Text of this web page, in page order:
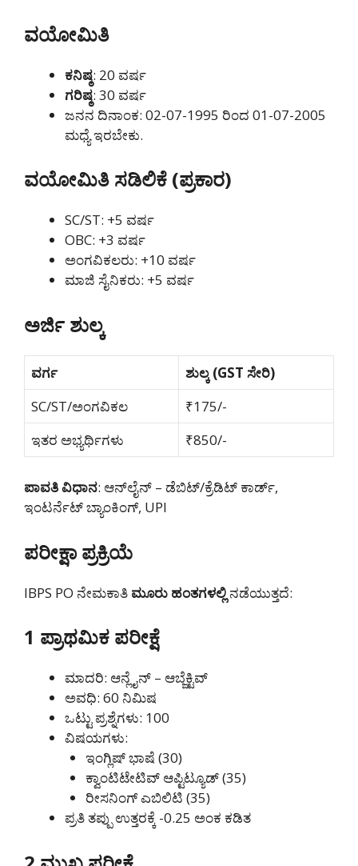
ವಯೋಮಿತಿ
ಕನಿಷ್ಠ: 20 ವರ್ಷ
ಗರಿಷ್ಠ: 30 ವರ್ಷ
ಜನನ ದಿನಾಂಕ: 02-07-1995 ರಿಂದ 01-07-2005
ಮಧ್ಯೆ ಇರಬೇಕು.
ವಯೋಮಿತಿ ಸಡಿಲಿಕೆ (ಪ್ರಕಾರ)
SC/ST: +5 ವರ್ಷ
OBC: +3 ವರ್ಷ
ಅಂಗವಿಕಲರು: +10 ವರ್ಷ
ಮಾಜಿ ಸೈನಿಕರು: +5 ವರ್ಷ
ಅರ್ಜಿ ಶುಲ್ಕ
ವರ್ಗ
ಶುಲ್ಕ (GST ಸೇರಿ)
SC/ST/ಅಂಗವಿಕಲ
₹175/-
ಇತರ ಅಭ್ಯರ್ಥಿಗಳು
₹850/-
ಪಾವತಿ ವಿಧಾನ: ಆನ್‌ಲೈನ್ – ಡೆಬಿಟ್/ಕ್ರೆಡಿಟ್ ಕಾರ್ಡ್,
ಇಂಟರ್ನೆಟ್ ಬ್ಯಾಂಕಿಂಗ್, UPI
ಪರೀಕ್ಷಾ ಪ್ರಕ್ರಿಯೆ
IBPS PO ನೇಮಕಾತಿ ಮೂರು ಹಂತಗಳಲ್ಲಿ ನಡೆಯುತ್ತದೆ:
1️ ಪ್ರಾಥಮಿಕ ಪರೀಕ್ಷೆ
ಮಾದರಿ: ಆನ್ಲೈನ್ – ಆಬ್ಜೆಕ್ಟಿವ್
ಅವಧಿ: 60 ನಿಮಿಷ
ಒಟ್ಟು ಪ್ರಶ್ನೆಗಳು: 100
ವಿಷಯಗಳು:
ಇಂಗ್ಲಿಷ್ ಭಾಷೆ (30)
ಕ್ವಾಂಟಿಟೇಟಿವ್ ಆಪ್ಟಿಟ್ಯೂಡ್ (35)
ರೀಸನಿಂಗ್ ಎಬಿಲಿಟಿ (35)
ಪ್ರತಿ ತಪ್ಪು ಉತ್ತರಕ್ಕೆ -0.25 ಅಂಕ ಕಡಿತ